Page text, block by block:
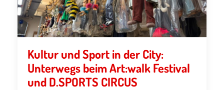
Kultur und Sport in der City:
Unterwegs beim Art:walk Festival
und D.SPORTS CIRCUS